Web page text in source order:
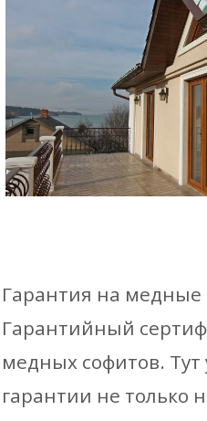
Гарантия на медные
Гарантийный
медных софитов. Тут
гарантии не только